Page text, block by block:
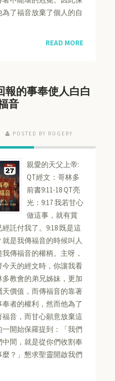
了福音放棄了個人的自
READ MORE
報的事奉使人白白
音
POSTED BY ROGERY
親愛的天父上帝:
QT經文：哥林多
前書9:11-18 QT亮
光：9:17 我若甘心
做這事，就有賞
託付我了。9:18 既是這
是我傳福音的時候叫人
傳福音的權柄。主呀，
天的經文時，你讓我看
教會的弟兄姊妹，更加
價值，而傳福音的靠著
者的權利，然而他為了
音，而甘心願意放棄這
開始保羅提到：「我們
間，就是從你們收割奉
？」懇求聖靈開啟我們